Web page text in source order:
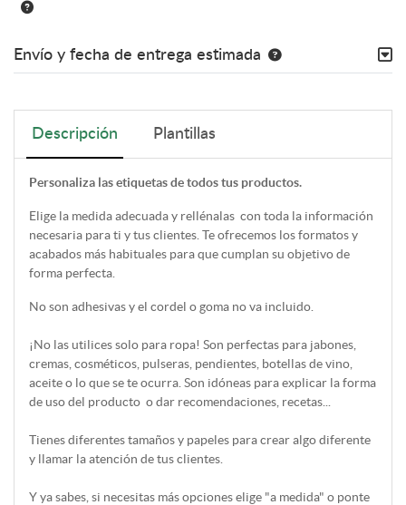
Envío y fecha de entrega estimada
Descripción Plantillas
Personaliza las etiquetas de todos tus productos.
Elige la medida adecuada y rellénalas con toda la información
necesaria para ti y tus clientes. Te ofrecemos los formatos y
acabados más habituales para que cumplan su objetivo de
forma perfecta.
No son adhesivas y el cordel o goma no va incluido.
¡No las utilices solo para ropa! Son perfectas para jabones,
cremas, cosméticos, pulseras, pendientes, botellas de vino,
aceite o lo que se te ocurra. Son idóneas para explicar la forma
de uso del producto o dar recomendaciones, recetas...
Tienes diferentes tamaños y papeles para crear algo diferente
y llamar la atención de tus clientes.
Y ya sabes, si necesitas más opciones elige "a medida" o ponte